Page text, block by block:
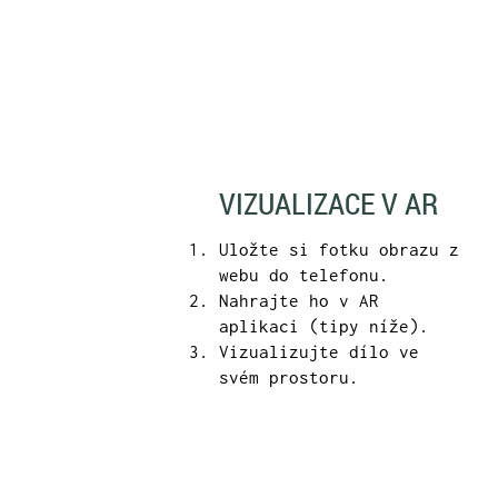
VIZUALIZACE V AR
Uložte si fotku obrazu z
webu do telefonu.
Nahrajte ho v AR
aplikaci (tipy níže).
Vizualizujte dílo ve
svém prostoru.